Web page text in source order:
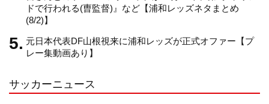
ドで行われる(曺監督)』など【浦和レッズネタまとめ
(8/2)】
元日本代表DF山根視来に浦和レッズが正式オファー【プ
レー集動画あり】
サッカーニュース